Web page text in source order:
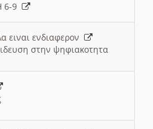
6-9
ειναι ενδιαφερον
στην ψηφιακοτητα